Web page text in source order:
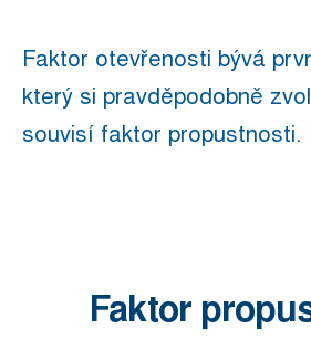
Faktor otevřenosti bývá
který si pravděpodobně
souvisí faktor propustnosti.
Faktor